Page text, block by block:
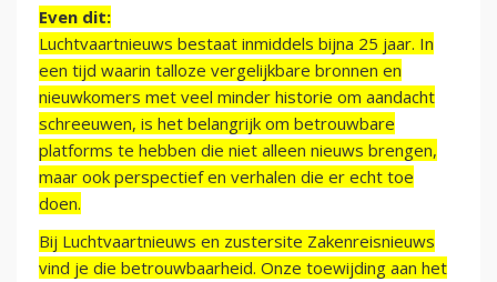
Even dit:
Luchtvaartnieuws bestaat inmiddels bijna 25 jaar. In
een tijd waarin talloze vergelijkbare bronnen en
nieuwkomers met veel minder historie om aandacht
schreeuwen, is het belangrijk om betrouwbare
platforms te hebben die niet alleen nieuws brengen,
maar ook perspectief en verhalen die er echt toe
doen.
Bij Luchtvaartnieuws en zustersite Zakenreisnieuws
vind je die betrouwbaarheid. Onze toewijding aan het